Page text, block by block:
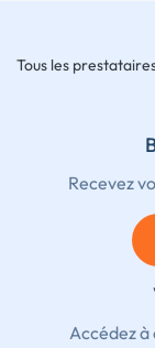
Tous les
Recevez
Accédez